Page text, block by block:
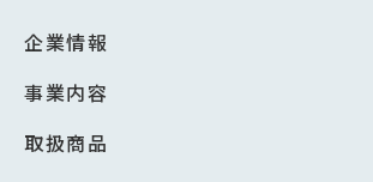
企業情報
事業内容
取扱商品